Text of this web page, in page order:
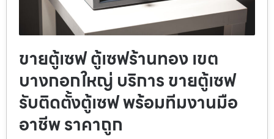
ขายตู้เซฟ ตู้เซฟร้านทอง เขต
บางกอกใหญ่ บริการ ขายตู้เซฟ
รับติดตั้งตู้เซฟ พร้อมทีมงานมือ
อาชีพ ราคาถูก